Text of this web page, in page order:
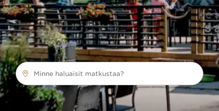
Minne haluaisit matkustaa?